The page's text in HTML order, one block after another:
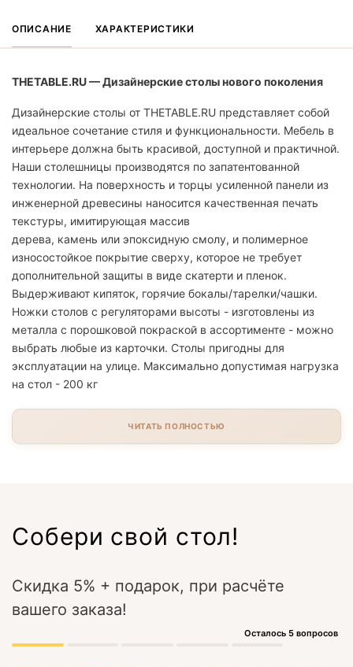
ОПИСАНИЕ ХАРАКТЕРИСТИКИ
THETABLE.RU — Дизайнерские столы нового поколения
Дизайнерские столы от THETABLE.RU представляет собой
идеальное сочетание стиля и функциональности. Мебель в
интерьере должна быть красивой, доступной и практичной.
Наши столешницы производятся по запатентованной
технологии. На поверхность и торцы усиленной панели из
инженерной древесины наносится качественная печать
текстуры, имитирующая массив
дерева, камень или эпоксидную смолу, и полимерное
износостойкое покрытие сверху, которое не требует
дополнительной защиты в виде скатерти и пленок.
Выдерживают кипяток, горячие бокалы/тарелки/чашки.
Ножки столов с регуляторами высоты - изготовлены из
металла с порошковой покраской в ассортименте - можно
выбрать любые из карточки. Столы пригодны для
эксплуатации на улице. Максимально допустимая нагрузка
на стол - 200 кг
ЧИТАТЬ ПОЛНОСТЬЮ
Собери свой стол!
Скидка 5% + подарок, при расчёте
вашего заказа!
Осталось 5 вопросов